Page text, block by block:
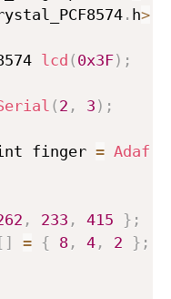
. h>
lcd ( 0x3F) ;
( 2 , 3 ) ;
finger =
, 233 , 415 } ;
[ ] = { 8, 4, 2 } ;